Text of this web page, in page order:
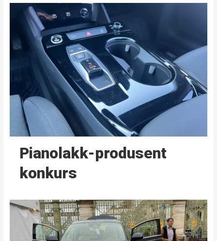
Pianolakk-produsent
konkurs